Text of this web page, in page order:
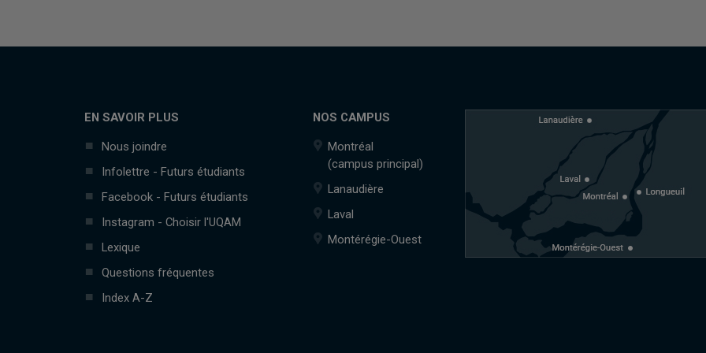
EN SAVOIR PLUS
Nous joindre
Infolettre - Futurs étudiants
Facebook - Futurs étudiants
Instagram - Choisir l'UQAM
Lexique
Questions fréquentes
Index A-Z
NOS CAMPUS
Montréal
(campus principal)
Lanaudière
Laval
Montérégie-Ouest